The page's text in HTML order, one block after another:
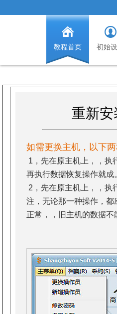
教程首页 初始
重新
如需更换主机，以下
1，先在原主机上，，执
再执行数据恢复操作就成
2，先在原主机上，，执
注，无论那一种操作，
正常，，旧主机的数据不